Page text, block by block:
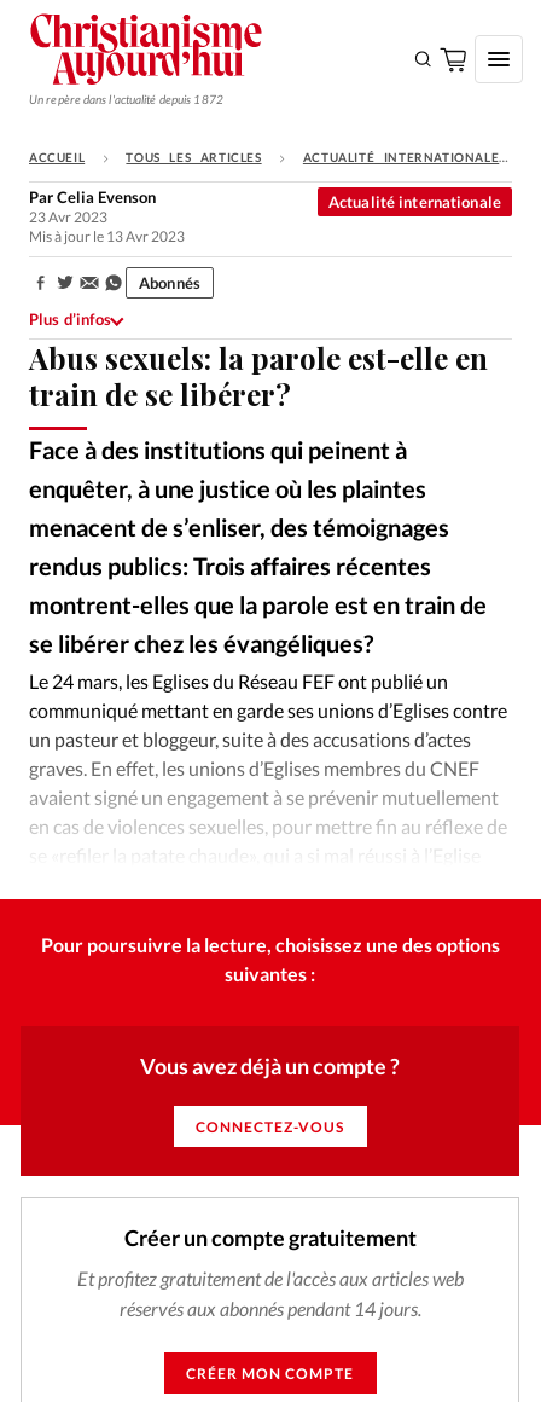
Un repère dans l'actualité depuis 1872
S'ABONNER
Monde
Opinions
Tous les articles
Faire un don
Emploi
Se connecter
Édition: Internationale
Devise:
RUBRIQUES
Tous les articles
Actualité chrétienne
Actualité internationale
Chronique
Culture
Dossier
Eglises Foi Génération réveil
Monde
Opinions
Publireportage
Relations Aujourd'hui
Société
Tour du monde des Eglises
Trait d'Ixène
Vécu
Vie Intérieure
ACCUEIL TOUS LES ARTICLES ACTUALITÉ INTERNATIONALE
Abus sexuels: la parole est-elle en
train de se libérer?
Face à des institutions qui peinent à
enquêter, à une justice où les plaintes
menacent de s’enliser, des témoignages
rendus publics: Trois affaires récentes
montrent-elles que la parole est en train de
se libérer chez les évangéliques?
Actualité internationale
ParCelia Evenson
23 Avr 2023
Mis à jour le 13 Avr 2023
Partager:
Abonnés
Plus d’infos
Le 24 mars, les Eglises du Réseau FEF ont publié un
communiqué mettant en garde ses unions d’Eglises contre
un pasteur et bloggeur, suite à des accusations d’actes
graves. En effet, les unions d’Eglises membres du CNEF
avaient signé un engagement à se prévenir mutuellement
en cas de violences sexuelles, pour mettre fin au réflexe de
se «refiler la patate chaude», qui a si mal réussi à l’Eglise
Pour poursuivre la lecture, choisissez une des options
suivantes :
Vous avez déjà un compte ?
CONNECTEZ-VOUS
Créer un compte gratuitement
Et profitez gratuitement de l'accès aux articles web
réservés aux abonnés pendant 14 jours.
CRÉER MON COMPTE